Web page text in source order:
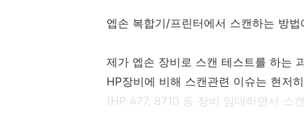
엡손 복합기/프린터에서 스캔하는 방
제가 엡손 장비로 스캔 테스트를 하는
HP장비에 비해 스캔관련 이슈는 현저
(HP 477, 8710 등 장비 임대하면서 스